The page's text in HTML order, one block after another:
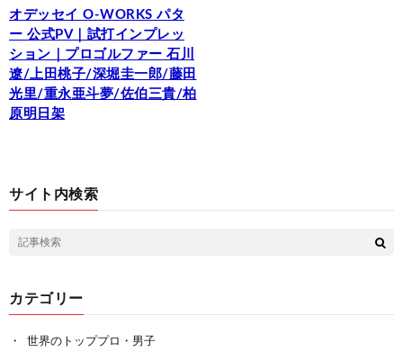
オデッセイ O-WORKS パタ
ー 公式PV｜試打インプレッ
ション｜プロゴルファー 石川
遼/上田桃子/深堀圭一郎/藤田
光里/重永亜斗夢/佐伯三貴/柏
原明日架
サイト内検索
カテゴリー
世界のトッププロ・男子